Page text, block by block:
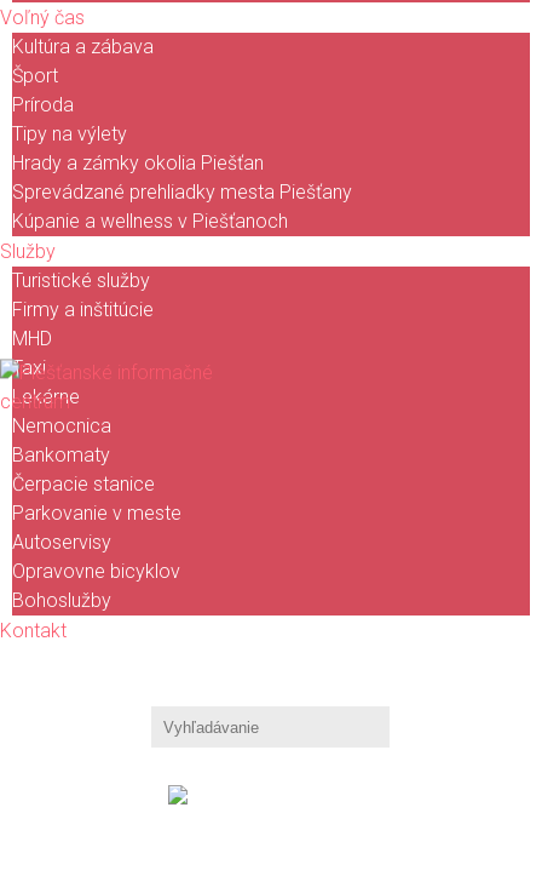
Voľný čas
Kultúra a zábava
Šport
Príroda
Tipy na výlety
Hrady a zámky okolia Piešťan
Sprevádzané prehliadky mesta Piešťany
Kúpanie a wellness v Piešťanoch
Služby
Turistické služby
Firmy a inštitúcie
MHD
Taxi
Lekárne
Nemocnica
Bankomaty
Čerpacie stanice
Parkovanie v meste
Autoservisy
Opravovne bicyklov
Bohoslužby
Kontakt